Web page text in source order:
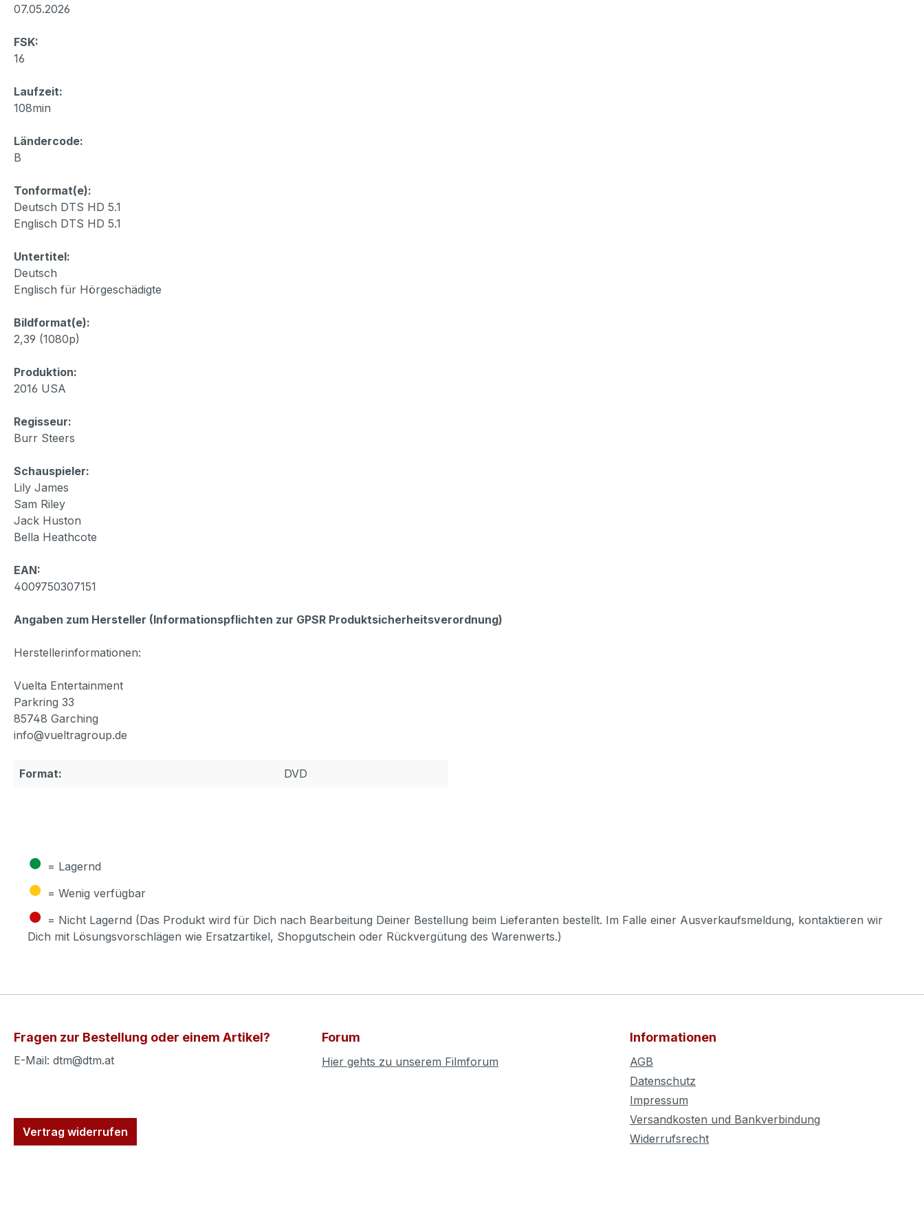
07.05.2026
FSK:
16
Laufzeit:
108min
Ländercode:
B
Tonformat(e):
Deutsch DTS HD 5.1
Englisch DTS HD 5.1
Untertitel:
Deutsch
Englisch für Hörgeschädigte
Bildformat(e):
2,39 (1080p)
Produktion:
2016 USA
Regisseur:
Burr Steers
Schauspieler:
Lily James
Sam Riley
Jack Huston
Bella Heathcote
EAN:
4009750307151
Angaben zum Hersteller (Informationspflichten zur GPSR Produktsicherheitsverordnung)
Herstellerinformationen:
Vuelta Entertainment
Parkring 33
85748 Garching
info@vueltragroup.de
Format: DVD
● = Lagernd
● = Wenig verfügbar
● = Nicht Lagernd (Das Produkt wird für Dich nach Bearbeitung Deiner Bestellung beim Lieferanten bestellt. Im Falle einer Ausverkaufsmeldung, kontaktieren wir
Dich mit Lösungsvorschlägen wie Ersatzartikel, Shopgutschein oder Rückvergütung des Warenwerts.)
Fragen zur Bestellung oder einem Artikel?
E-Mail: dtm@dtm.at
Vertrag widerrufen
Forum
Hier gehts zu unserem Filmforum
Informationen
AGB
Datenschutz
Impressum
Versandkosten und Bankverbindung
Widerrufsrecht